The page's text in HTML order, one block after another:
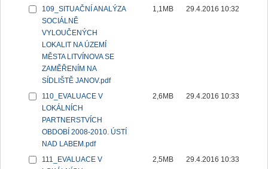
109_SITUAČNÍ ANALÝZA
SOCIÁLNĚ
VYLOUČENÝCH
LOKALIT NA ÚZEMÍ
MĚSTA LITVÍNOVA SE
ZAMĚŘENÍM NA
SÍDLIŠTĚ JANOV.pdf
1,1MB 29.4.2016 10:32
110_EVALUACE V
LOKÁLNÍCH
PARTNERSTVÍCH
OBDOBÍ 2008-2010. ÚSTÍ
NAD LABEM.pdf
2,6MB 29.4.2016 10:33
111_EVALUACE V
2,5MB 29.4.2016 10:33